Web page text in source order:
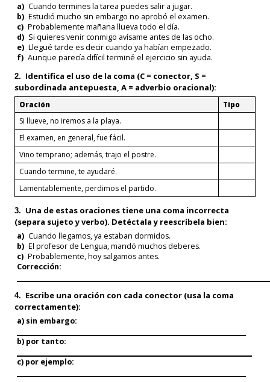
a) Cuando termines la tarea puedes salir a jugar.
b) Estudió mucho sin embargo no aprobó el examen.
c) Probablemente mañana llueva todo el día.
d) Si quieres venir conmigo avísame antes de las ocho.
e) Llegué tarde es decir cuando ya habían empezado.
f) Aunque parecía difícil terminé el ejercicio sin ayuda.
2. Identifica el uso de la coma (C = conector, S =
subordinada antepuesta, A = adverbio oracional):
Oración Tipo
Si llueve, no iremos a la playa.
El examen, en general, fue fácil.
Vino temprano; además, trajo el postre.
Cuando termine, te ayudaré.
Lamentablemente, perdimos el partido.
3. Una de estas oraciones tiene una coma incorrecta
(separa sujeto y verbo). Detéctala y reescríbela bien:
a) Cuando llegamos, ya estaban dormidos.
b) El profesor de Lengua, mandó muchos deberes.
c) Probablemente, hoy salgamos antes.
Corrección:
4. Escribe una oración con cada conector (usa la coma
correctamente):
a) sin embargo:
b) por tanto:
c) por ejemplo: